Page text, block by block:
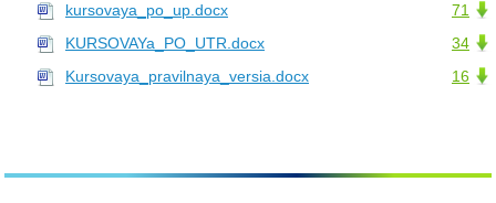
71
kursovaya_po_up.docx
34
KURSOVAYa_PO_UTR.docx
16
Kursovaya_pravilnaya_versia.docx